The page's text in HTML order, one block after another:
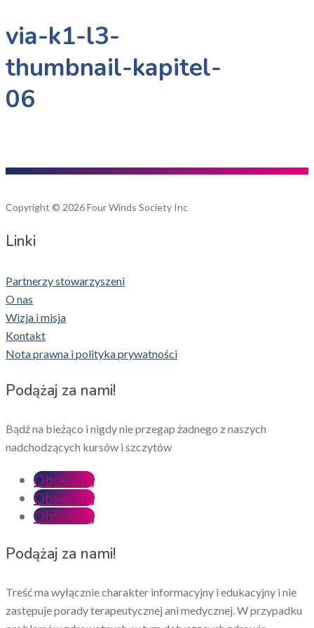
via-k1-l3-
thumbnail-kapitel-
06
Copyright © 2026 Four Winds Society Inc
Linki
Partnerzy stowarzyszeni
O nas
Wizja i misja
Kontakt
Nota prawna i polityka prywatności
Podążaj za nami!
Bądź na bieżąco i nigdy nie przegap żadnego z naszych
nadchodzących kursów i szczytów
Obserwuj
Obserwuj
Obserwuj
Podążaj za nami!
Treść ma wyłącznie charakter informacyjny i edukacyjny i nie
zastępuje porady terapeutycznej ani medycznej. W przypadku